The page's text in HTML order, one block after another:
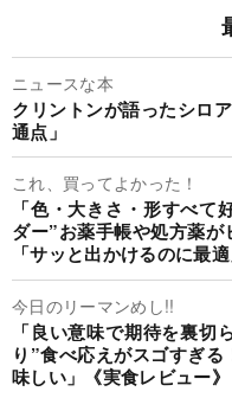
ニュースな本
クリントンが語ったシロ
通点」
これ、買ってよかった！
「色・大きさ・形すべ
ダー”お薬手帳や処方薬が
「サッと出かけるのに最
今日のリーマンめし!!
「良い意味で期待を裏
り”食べ応えがスゴすぎ
味しい」《実食レビュー》